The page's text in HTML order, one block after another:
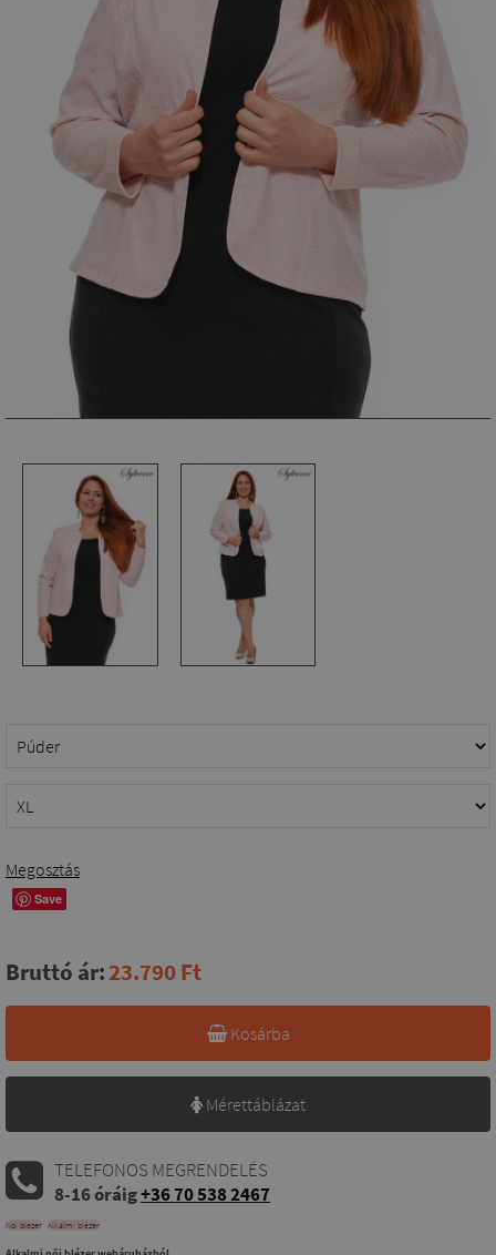
Megosztás
Save
Bruttó ár:23.790 Ft
Kosárba
Mérettáblázat
TELEFONOS MEGRENDELÉS
8-16 óráig+36 70 538 2467
Női blézer Alkalmi blézer